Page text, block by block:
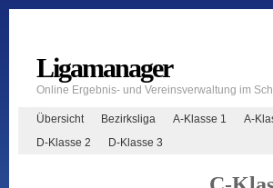
Ligamanager
Online Ergebnis- und Vereinsverwaltung im
Übersicht Bezirksliga A-Klasse 1 A-
D-Klasse 2
D-Klasse 3